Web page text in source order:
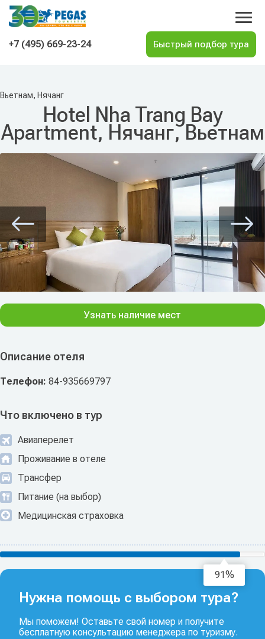
На главную
+7 (495) 669-23-24
Вьетнам, Нячанг
Hotel Nha Trang Bay
Apartment, Нячанг, Вьетнам
Описание отеля
Телефон: 84-935669797
Что включено в тур
Авиаперелет
Проживание в отеле
Трансфер
Питание (на выбор)
Медицинская страховка
Узнать наличие мест
93%
Нужна помощь с выбором тура?
Мы поможем! Оставьте свой номер и получите
бесплатную консультацию менеджера по туризму.